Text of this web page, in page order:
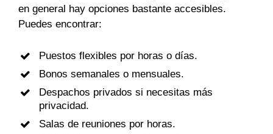
en general hay opciones bastante accesibles.
Puedes encontrar:
Puestos flexibles por horas o días.
Bonos semanales o mensuales.
Despachos privados si necesitas más
privacidad.
Salas de reuniones por horas.